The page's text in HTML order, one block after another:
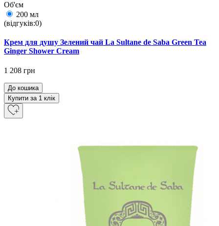
Об'єм
200 мл
(відгуків:0)
Крем для душу Зелений чай La Sultane de Saba Green Tea
Ginger Shower Cream
1 208 грн
До кошика
Купити за 1 клiк